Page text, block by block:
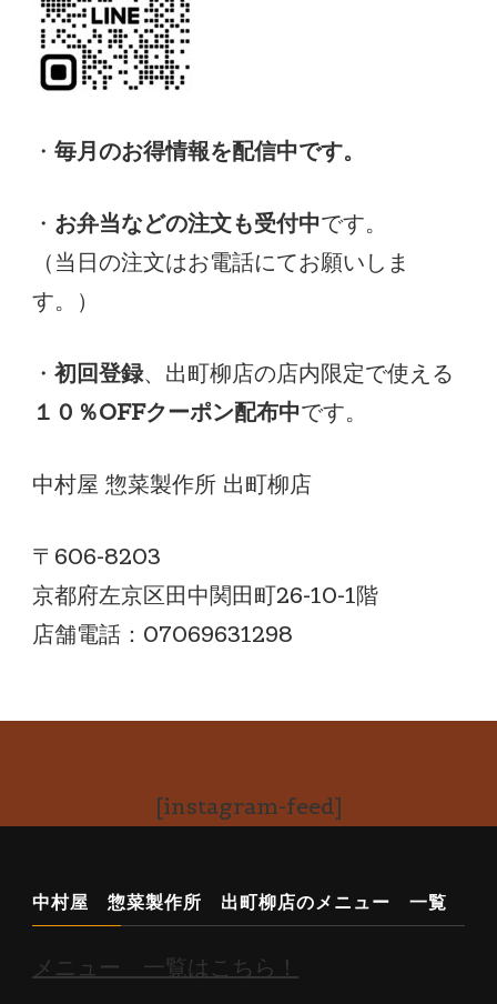
・ 毎月のお得情報を配信中です。
・ お弁当などの注文も受付中です。
（当日の注文はお電話にてお願いしま
す。）
・ 初回登録、出町柳店の店内限定で使える
１０％OFFクーポン配布中です。
中村屋 惣菜製作所 出町柳店
〒606-8203
京都府左京区田中関田町26-10-1階
店舗電話：07069631298
[instagram-feed]
中村屋 惣菜製作所 出町柳店のメニュー 一覧
メニュー 一覧はこちら！